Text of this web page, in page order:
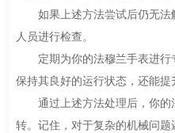
如果上述方法尝试后仍无法
人员进行检查。
定期为你的法穆兰手表进行
保持其良好的运行状态，还能提
通过上述方法处理后，你的
转。记住，对于复杂的机械问题